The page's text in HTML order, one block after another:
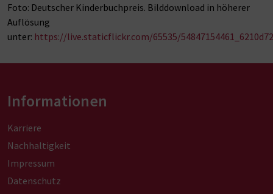
Foto: Deutscher Kinderbuchpreis. Bilddownload in höherer
Auflösung
unter: https://live.staticflickr.com/65535/
Informationen
Karriere
Nachhaltigkeit
Impressum
Datenschutz